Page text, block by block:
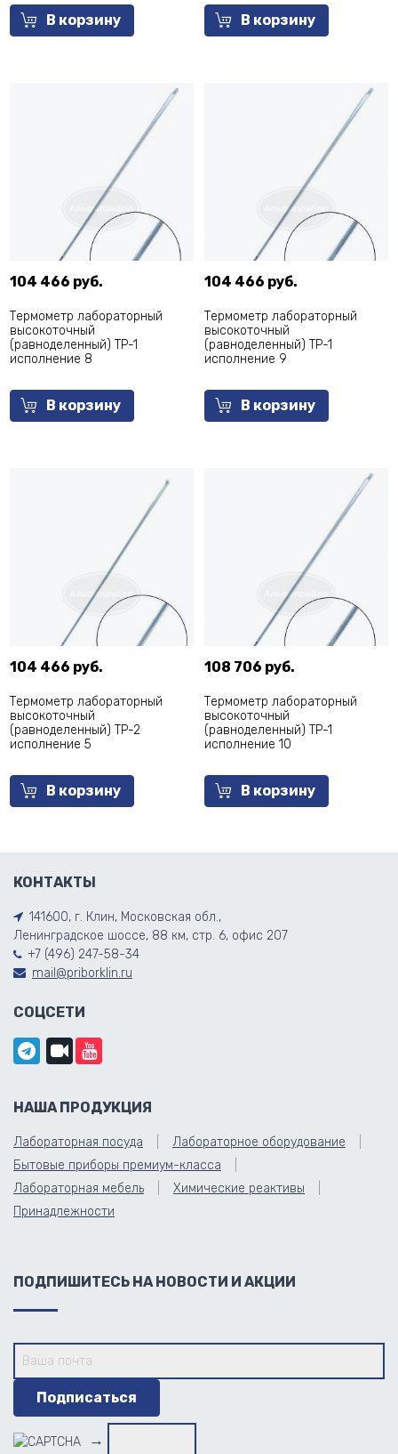
В корзину В корзину
104 466 руб.
Термометр лабораторный
высокоточный
(равноделенный) ТР-1
исполнение 8
В корзину
104 466 руб.
Термометр лабораторный
высокоточный
(равноделенный) ТР-1
исполнение 9
В корзину
104 466 руб.
Термометр лабораторный
высокоточный
(равноделенный) ТР-2
исполнение 5
В корзину
108 706 руб.
Термометр лабораторный
высокоточный
(равноделенный) ТР-1
исполнение 10
В корзину
КОНТАКТЫ
141600, г. Клин, Московская обл.,
Ленинградское шоссе, 88 км, стр. 6, офис 207
+7 (496) 247-58-34
mail@priborklin.ru
СОЦСЕТИ
НАША ПРОДУКЦИЯ
Лабораторная посуда
Лабораторное оборудование
Бытовые приборы премиум-класса
Лабораторная мебель
Химические реактивы
Принадлежности
ПОДПИШИТЕСЬ НА НОВОСТИ И АКЦИИ
→